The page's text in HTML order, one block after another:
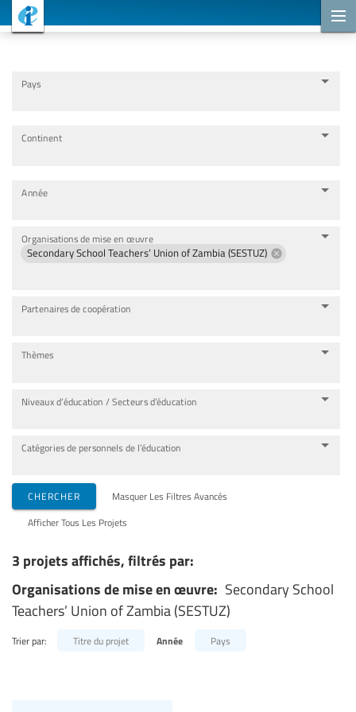
Pays
Continent
Année
Organisations de mise en œuvre
Secondary School Teachers’ Union of Zambia (SESTUZ)
Partenaires de coopération
Thèmes
Niveaux d’éducation / Secteurs d’éducation
Catégories de personnels de l’éducation
CHERCHER Masquer Les Filtres Avancés
Afficher Tous Les Projets
3 projets affichés, filtrés par:
Organisations de mise en œuvre: Secondary School
Teachers’ Union of Zambia (SESTUZ)
Trier par: Titre du projet Année Pays